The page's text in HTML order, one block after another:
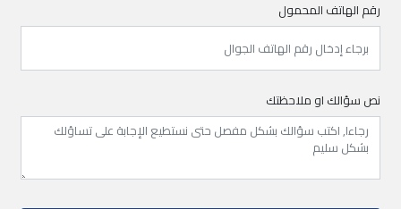
رقم الهاتف المحمول
نص سؤالك او ملاحظتك